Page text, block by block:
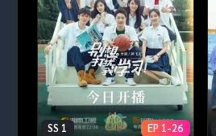
SS 1 EP 1-26